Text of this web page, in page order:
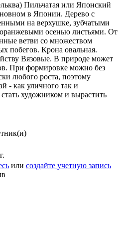
Пильчатая или Японский
в Японии. Дерево с
на верхушке, зубчатыми
осенью листьями. От
ветви со множеством
побегов. Крона овальная.
Вязовые. В природе может
При формировке можно без
любого роста, поэтому
- как уличного так и
художником и вырастить
или создайте учетную запись